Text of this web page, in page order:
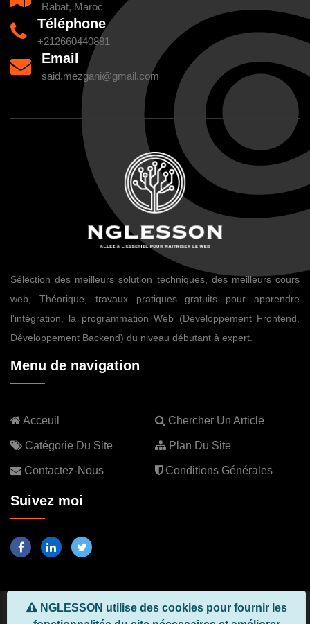
Rabat, Maroc
Téléphone
+212660440881
Email
said.mezgani@gmail.com
Sélection des meilleurs solution techniques, des meilleurs cours
web, Théorique, travaux pratiques gratuits pour apprendre
l'intégration, la programmation Web (Développement Frontend,
Développement Backend) du niveau débutant à expert.
Menu de navigation
Acceuil Chercher Un Article
Catégorie Du Site Plan Du Site
Contactez-Nous Conditions Générales
Suivez moi
Copyright © 2026, Tous droits réservésNGLESSON.COM, Créer
NGLESSON utilise des cookies pour fournir les